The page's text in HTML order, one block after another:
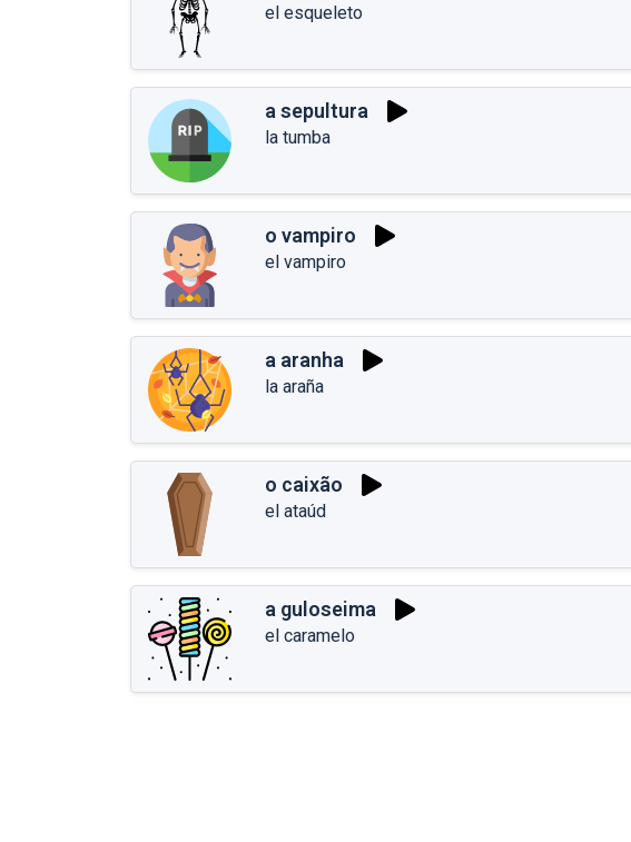
el esqueleto
a sepultura
la tumba
o vampiro
el vampiro
a aranha
la araña
o caixão
el ataúd
a guloseima
el caramelo